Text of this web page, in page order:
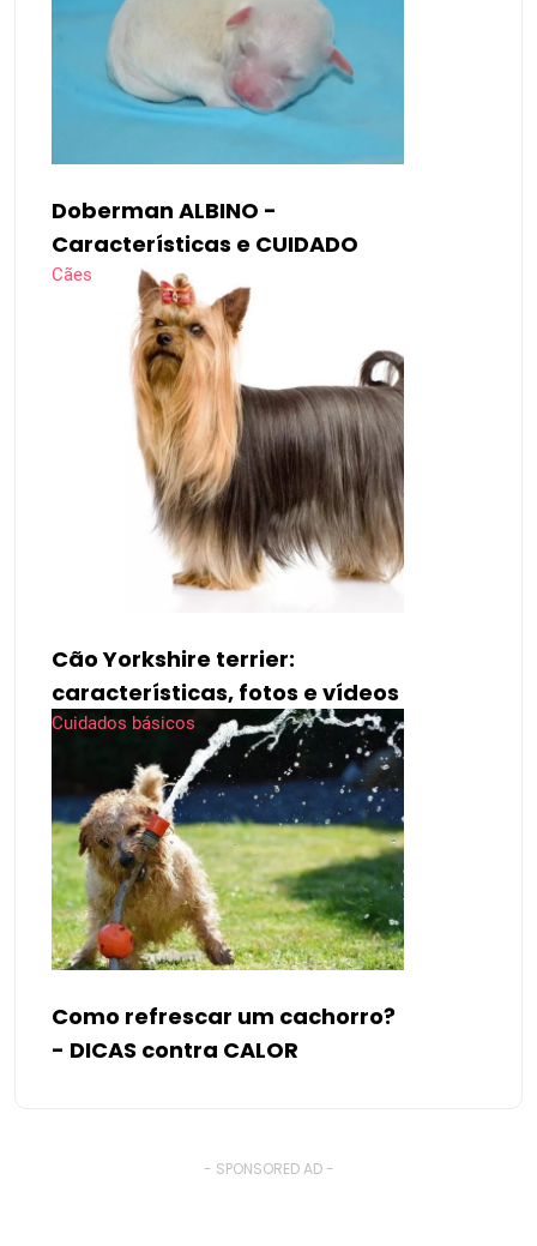
Doberman ALBINO -
Características e CUIDADO
Cães
Cão Yorkshire terrier:
características, fotos e vídeos
Cuidados básicos
Como refrescar um cachorro?
- DICAS contra CALOR
- SPONSORED AD -